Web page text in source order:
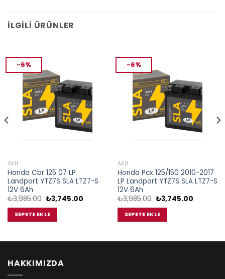
İLGILI ÜRÜNLER
-6%
AKÜ
Honda Cbr 125 07 LP
Landport YTZ7S SLA LTZ7-S
12V 6Ah
₺3,985.00 Orijinal
fiyat:
₺3,985.00.
₺3,745.00Şu
SEPETE EKLE
-6%
AKÜ
Honda Pcx 125/150 2010-2017
LP Landport YTZ7S SLA LTZ7-S
12V 6Ah
₺3,985.00 Orijinal
fiyat:
₺3,985.00.
₺3,745.00Şu
SEPETE EKLE
HAKKIMIZDA